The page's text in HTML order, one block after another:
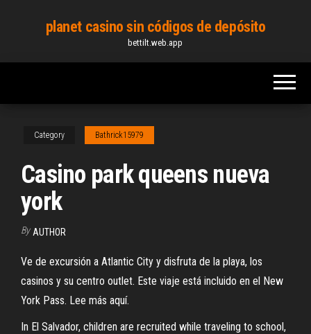
content
planet casino sin códigos de depósito
bettilt.web.app
Category Bathrick15979
Casino park queens nueva
york
By AUTHOR
Ve de excursión a Atlantic City y disfruta de la playa, los
casinos y su centro outlet. Este viaje está incluido en el New
York Pass. Lee más aquí.
In El Salvador, children are recruited while traveling to school,